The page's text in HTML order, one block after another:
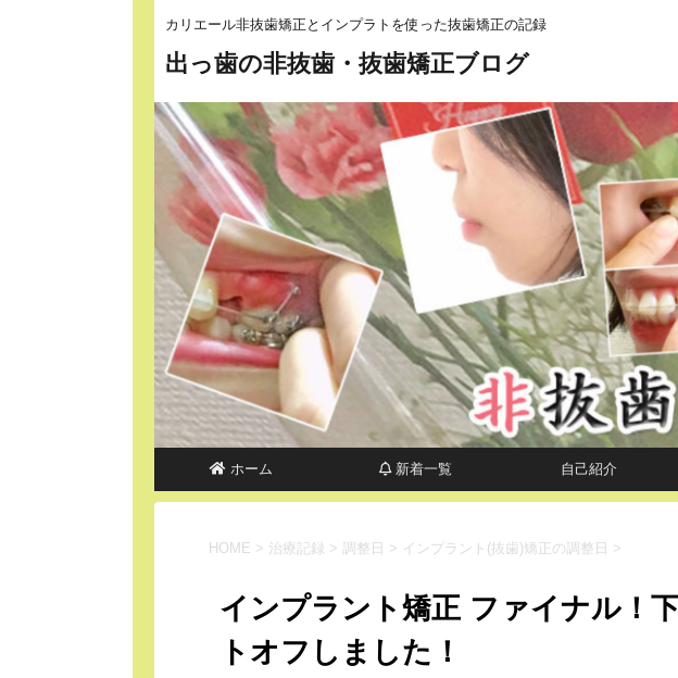
カリエール非抜歯矯正とインプラトを使った抜歯矯正の記録
出っ歯の非抜歯・抜歯矯正ブログ
ホーム 新着一覧 自己紹介
HOME > 治療記録 > 調整日 > インプラント(抜歯)矯正の調整日 >
インプラント矯正 ファイナル！
トオフしました！